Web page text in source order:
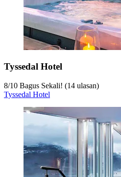
Tyssedal Hotel
8/10 Bagus Sekali! (14 ulasan)
Tyssedal Hotel